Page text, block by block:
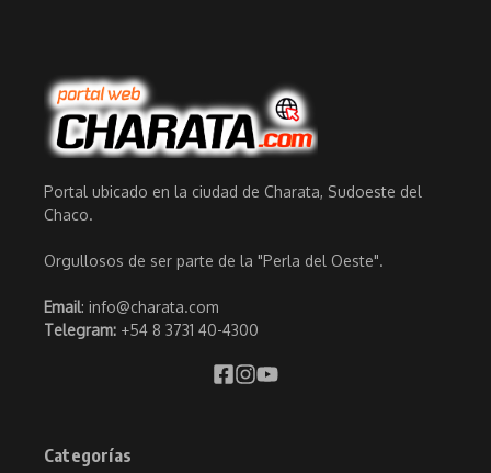
Portal ubicado en la ciudad de Charata, Sudoeste del
Chaco.
Orgullosos de ser parte de la "Perla del Oeste".
Email: info@charata.com
Telegram: +54 8 3731 40-4300
Categorías